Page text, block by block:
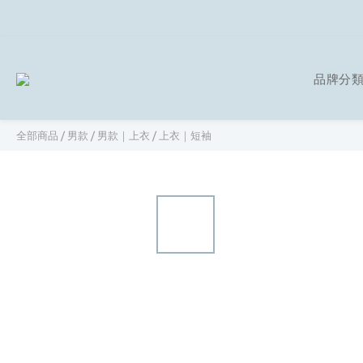
品牌分
全部商品 / 男款 / 男款｜上衣 / 上衣｜短袖